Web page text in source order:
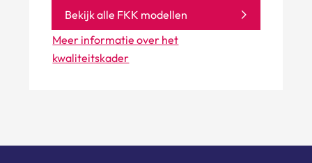
Bekijk alle FKK modellen
Meer informatie over het
kwaliteitskader